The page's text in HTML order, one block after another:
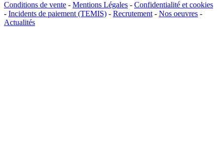
Conditions de vente - Mentions Légales - Confidentialité et cookies
- Incidents de paiement (TEMIS) - Recrutement- Nos oeuvres -
Actualités